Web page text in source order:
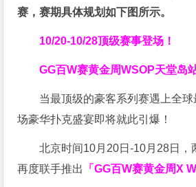
赛，赛期具体规划如下图所示。
10/20-10/28顶级赛事登场！
GG百W赛黄金周WSOP天堂岛
当最顶级的豪客系列赛遇上全
场豪华扑克盛宴即将就此引爆！
北京时间10月20日-10月28日，
再度联手推出
「GG百W赛黄金周X